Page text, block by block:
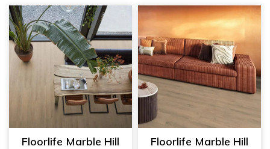
Floorlife Marble Hill
Floorlife Marble Hill